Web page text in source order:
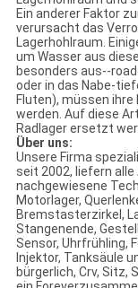
Ein anderer Faktor
verursacht das
Lagerhohlraum.
um Wasser aus
besonders aus--
oder in das Nabe-
Fluten), müssen
werden. Auf diese
Radlager ersetzt
Über uns:
Unsere Firma
seit 2002, liefern
nachgewiesene
Motorlager,
Bremstasterzirkel,
Stangenende,
Sensor, Uhrfrühling,
Injektor, Tanksäule
bürgerlich, Crv, Sitz,